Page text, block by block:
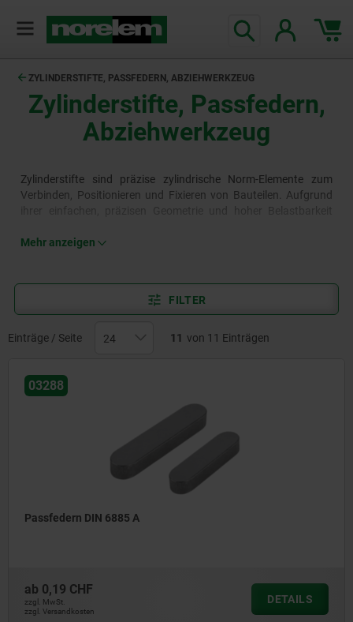
ZYLINDERSTIFTE, PASSFEDERN, ABZIEHWERKZEUG
Zylinderstifte, Passfedern,
Abziehwerkzeug
Zylinderstifte sind präzise zylindrische Norm-Elemente zum
Verbinden, Positionieren und Fixieren von Bauteilen. Aufgrund
Verwendung. Passfedern sind genormte Elemente, die
anderen rotierenden Komponenten vielfach zum Einsatz.
Mehr anzeigen
FILTER
Einträge / Seite 11 von 11 Einträgen
03288
Passfedern DIN 6885 A
ab 0,19 CHF
zzgl. MwSt.
zzgl. Versandkosten
DETAILS